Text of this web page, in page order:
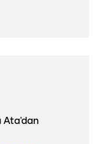
Ata'dan